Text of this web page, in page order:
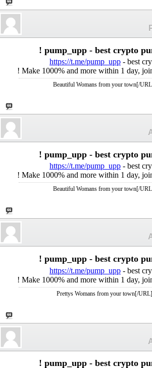
https://t.me/pump_upp - best
Make 1000% and more within 1 day,
https://t.me/pump_upp - best
Make 1000% and more within 1 day,
https://t.me/pump_upp - best
Make 1000% and more within 1 day,